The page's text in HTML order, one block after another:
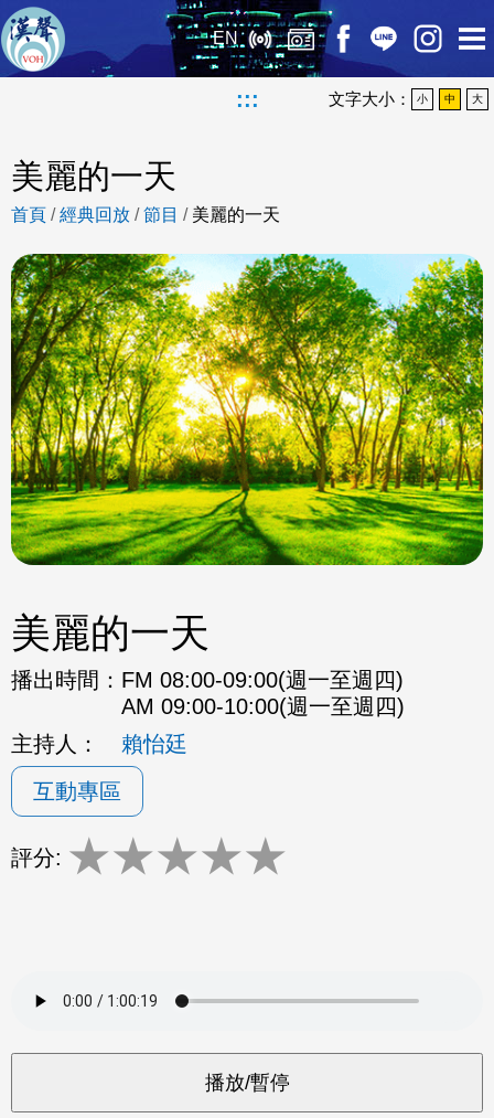
EN
::: 文字大小： 小 中 大
美麗的一天
首頁 /經典回放 /節目 / 美麗的一天
美麗的一天
播出時間： FM 08:00-09:00(週一至週四)
AM 09:00-10:00(週一至週四)
主持人：
賴怡廷
互動專區
評分: ★★★★★